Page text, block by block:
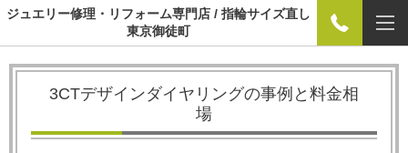
ジュエリー修理・リフォーム専門店 / 指輪サイズ直し
東京御徒町
3CTデザインダイヤリングの事例と料金相
場